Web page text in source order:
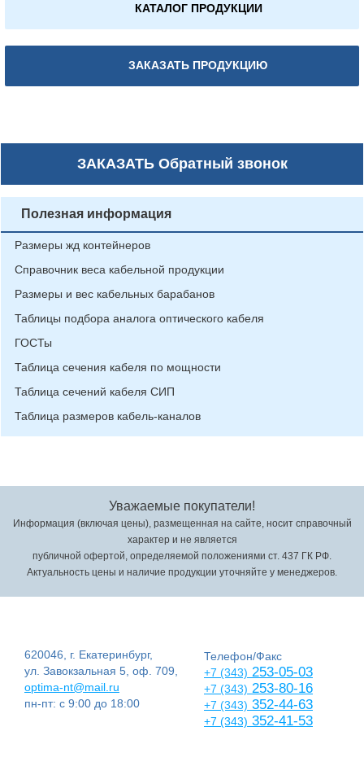
КАТАЛОГ ПРОДУКЦИИ
ЗАКАЗАТЬ ПРОДУКЦИЮ
ЗАКАЗАТЬОбратный звонок
Полезная информация
Размеры жд контейнеров
Справочник веса кабельной продукции
Размеры и вес кабельных барабанов
Таблицы подбора аналога оптического кабеля
ГОСТы
Таблица сечения кабеля по мощности
Таблица сечений кабеля СИП
Таблица размеров кабель-каналов
Уважаемые покупатели!
Информация (включая цены), размещенная на сайте, носит справочный
характер и не является
публичной офертой, определяемой положениями ст. 437 ГК РФ.
Актуальность цены и наличие продукции уточняйте у менеджеров.
620046, г. Екатеринбург,
ул. Завокзальная 5, оф. 709,
optima-nt@mail.ru
пн-пт: с 9:00 до 18:00
Телефон/Факс
+7 (343) 253-05-03
+7 (343) 253-80-16
+7 (343) 352-44-63
+7 (343) 352-41-53